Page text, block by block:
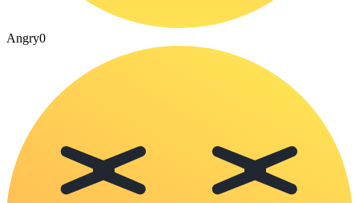
Angry0